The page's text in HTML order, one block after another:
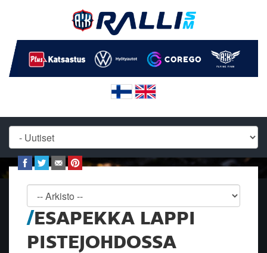
ESAPEKKA LAPPI
PISTEJOHDOSSA